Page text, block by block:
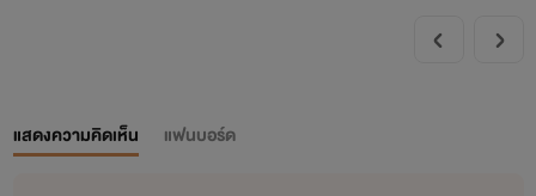
แสดงความคิดเห็น แฟนบอร์ด